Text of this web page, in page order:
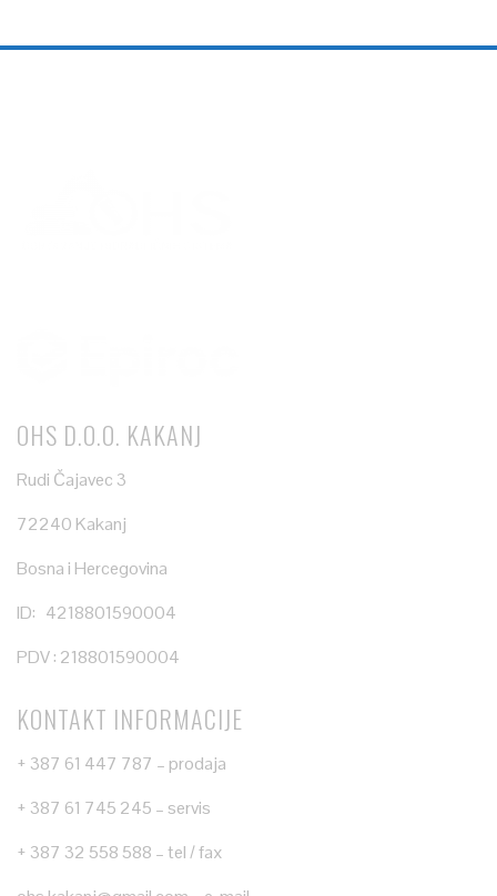
OHS D.O.O. KAKANJ
Rudi Čajavec 3
72240 Kakanj
Bosna i Hercegovina
ID: 4218801590004
PDV : 218801590004
KONTAKT INFORMACIJE
+ 387 61 447 787 – prodaja
+ 387 61 745 245 – servis
+ 387 32 558 588 – tel / fax